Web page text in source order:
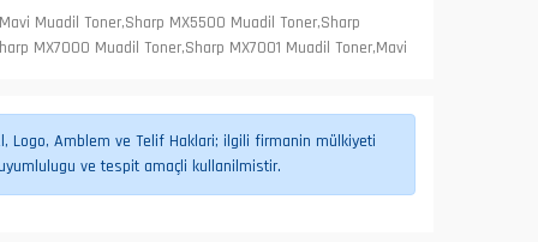
Muadil Toner,Sharp MX5500 Muadil Toner,Sharp
MX7000 Muadil Toner,Sharp MX7001 Muadil Toner,Mavi
Logo, Amblem ve Telif Haklari; ilgili firmanin mülkiyeti
ve tespit amaçli kullanilmistir.